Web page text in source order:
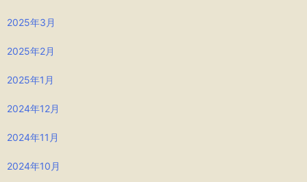
2025年3月
2025年2月
2025年1月
2024年12月
2024年11月
2024年10月